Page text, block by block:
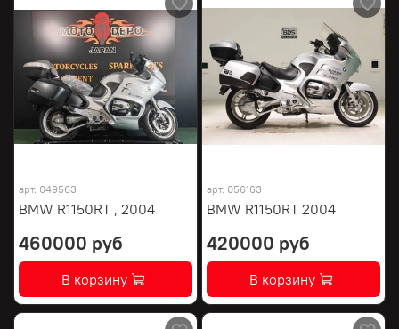
арт. 049563
BMW R1150RT , 2004
460000 руб
В корзину
арт. 056163
BMW R1150RT 2004
420000 руб
В корзину